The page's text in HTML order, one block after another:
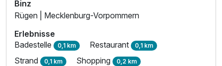
Binz
Rügen | Mecklenburg-Vorpommern
Erlebnisse
Badestelle 0,1 km Restaurant 0,1 km
Strand 0,1 km Shopping 0,2 km